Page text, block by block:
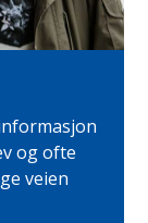
og ofte
veien